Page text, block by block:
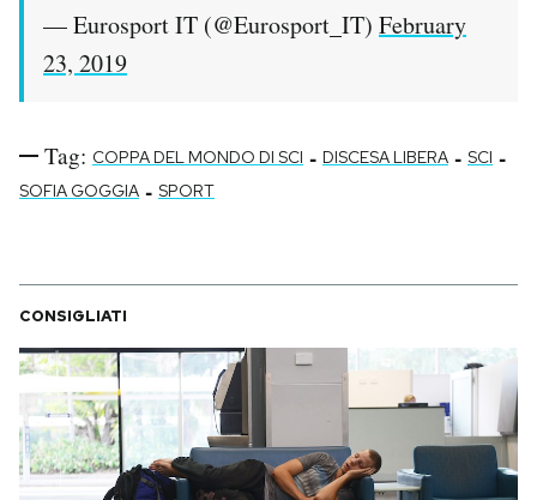
— Eurosport IT (@Eurosport_IT) February
23, 2019
Tag: COPPA DEL MONDO DI SCI - DISCESA LIBERA - SCI -
SOFIA GOGGIA - SPORT
CONSIGLIATI